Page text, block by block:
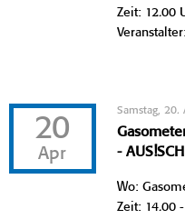
Zeit: 12.00
20
Apr
Samstag, 20.
-
Wo:
Zeit: 14.00